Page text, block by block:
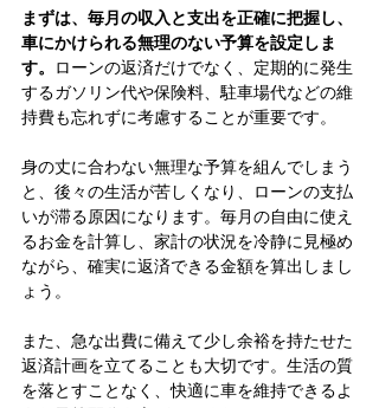
まずは、毎月の収入と支出を正確に把握し、
車にかけられる無理のない予算を設定しま
す。
ローンの返済だけでなく、定期的に発生
するガソリン代や保険料、駐車場代などの維
持費も忘れずに考慮することが重要です。
身の丈に合わない無理な予算を組んでしまう
と、後々の生活が苦しくなり、ローンの支払
いが滞る原因になります。毎月の自由に使え
るお金を計算し、家計の状況を冷静に見極め
ながら、確実に返済できる金額を算出しまし
ょう。
また、急な出費に備えて少し余裕を持たせた
返済計画を立てることも大切です。生活の質
を落とすことなく、快適に車を維持できるよ